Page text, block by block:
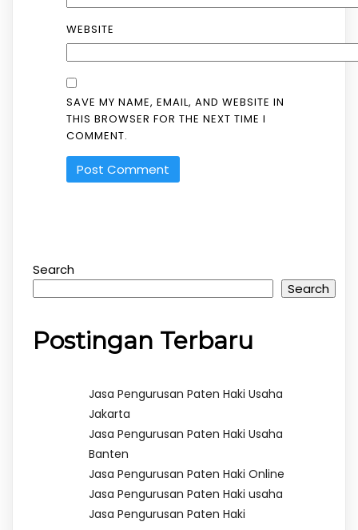
WEBSITE
SAVE MY NAME, EMAIL, AND WEBSITE IN
THIS BROWSER FOR THE NEXT TIME I
COMMENT.
Search
Search
Postingan Terbaru
Jasa Pengurusan Paten Haki Usaha
Jakarta
Jasa Pengurusan Paten Haki Usaha
Banten
Jasa Pengurusan Paten Haki Online
Jasa Pengurusan Paten Haki usaha
Jasa Pengurusan Paten Haki